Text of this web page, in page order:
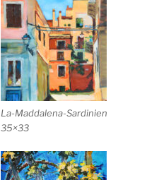
La-Maddalena-Sardinien
35×33